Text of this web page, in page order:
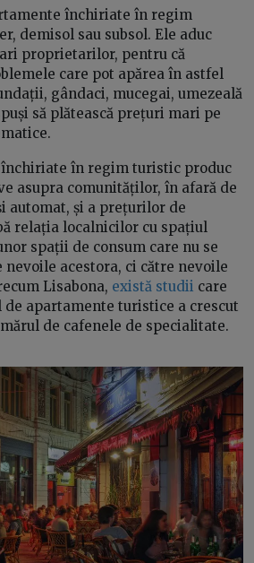
închiriate în regim
demisol sau subsol. Ele aduc
proprietarilor, pentru că
care pot apărea în astfel
gândaci, mucegai, umezeală
să plătească prețuri mari pe
în regim turistic produc
asupra comunităților, în afară de
automat, și a prețurilor de
relația localnicilor cu spațiul
spații de consum care nu se
nevoile acestora, ci către nevoile
Lisabona, există studii care
de apartamente turistice a crescut
de cafenele de specialitate.